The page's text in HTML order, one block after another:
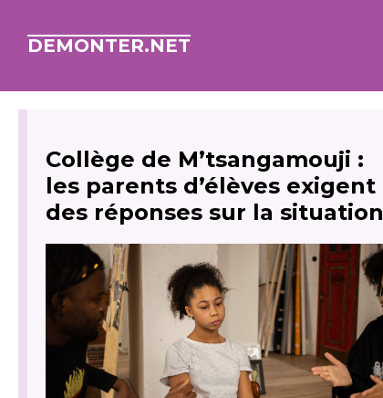
DEMONTER.NET
Collège de M’tsangamouji :
les parents d’élèves exigent
des réponses sur la situation